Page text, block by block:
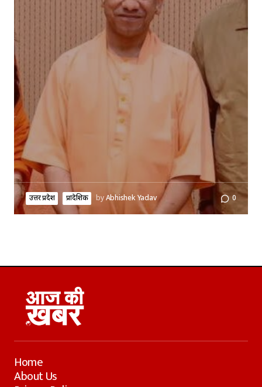
उत्तर प्रदेश प्रादेशिक byAbhishek Yadav 0
Home
About Us